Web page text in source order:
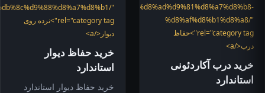
hefazshop.com/category/services/%d8%ad%d9%81%d8%a7%d8%b8-
%d8%af%d8%b1%d8%a8/"
rel="category tag">حفاظ
درب</a>
خرید درب آکاردئونی
استاندارد
"
rel="category tag">نرده روی
دیوار</a>
خرید حفاظ دیوار
استاندارد
خرید حفاظ دیوار استاندارد